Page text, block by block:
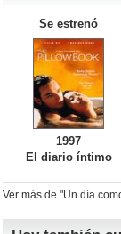
Se estrenó
1997
El diario íntimo
Ver más de "Un día